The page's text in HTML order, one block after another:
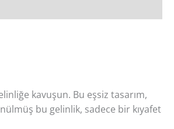
kavuşun. Bu eşsiz tasarım,
bu gelinlik, sadece bir kıyafet